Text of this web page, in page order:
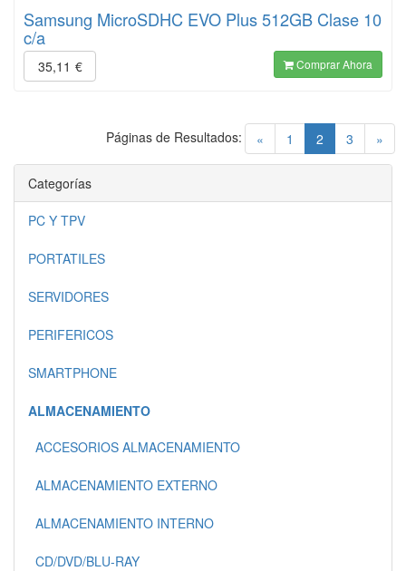
Samsung MicroSDHC EVO Plus 512GB Clase 10
c/a
35,11 € Comprar Ahora
« 1 2 (current)
3 »
Páginas de Resultados:
Categorías
PC Y TPV
PORTATILES
SERVIDORES
PERIFERICOS
SMARTPHONE
ALMACENAMIENTO
ACCESORIOS ALMACENAMIENTO
ALMACENAMIENTO EXTERNO
ALMACENAMIENTO INTERNO
CD/DVD/BLU-RAY